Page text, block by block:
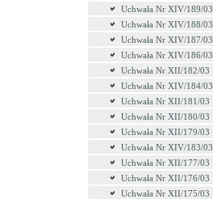
Uchwała Nr XIV/189/03
Uchwała Nr XIV/188/03
Uchwała Nr XIV/187/03
Uchwała Nr XIV/186/03
Uchwała Nr XII/182/03
Uchwała Nr XIV/184/03
Uchwała Nr XII/181/03
Uchwała Nr XII/180/03
Uchwała Nr XII/179/03
Uchwała Nr XIV/183/03
Uchwała Nr XII/177/03
Uchwała Nr XII/176/03
Uchwała Nr XII/175/03